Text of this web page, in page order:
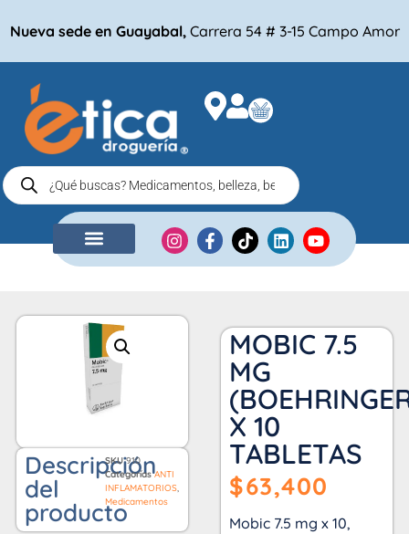
Nueva sede en Guayabal, Carrera 54 # 3-15 Campo Amor
Descripción
del
producto
SKU910
Categorías ANTI
INFLAMATORIOS
Medicamentos
MOBIC 7.5
MG
X 10
TABLETAS
$63,400
Mobic 7.5 mg x 10,